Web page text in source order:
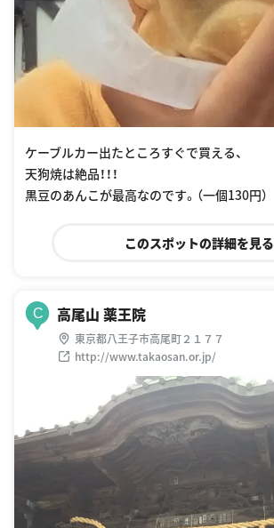
ケーブルカー出たところすぐで買える、
天狗焼は絶品！！！
黒豆のあんこが最高なのです。（一個130円）
このスポットの詳細を見る
C 高尾山 薬王院
東京都八王子市高尾町２１７７
http://www.takaosan.or.jp/